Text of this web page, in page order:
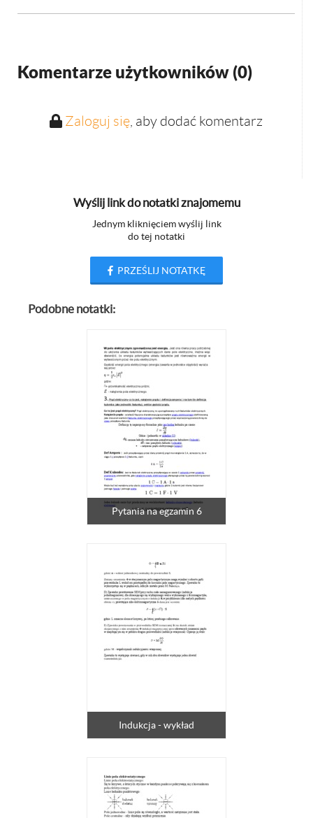
Komentarze użytkowników (0)
Zaloguj się, aby dodać komentarz
Wyślij link do notatki znajomemu
Jednym kliknięciem wyślij link
do tej notatki
PRZEŚLIJ NOTATKĘ
Podobne notatki:
Pytania na egzamin 6
Indukcja - wykład